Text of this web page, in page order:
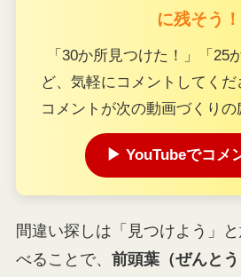
に残そう！
「30か所見つけた！」「25
ど、気軽にコメントしてく
コメントが次の動画づくりの
▶ YouTubeでコメ
間違い探しは「見つけよう」
べることで、 前頭葉（ぜんとう